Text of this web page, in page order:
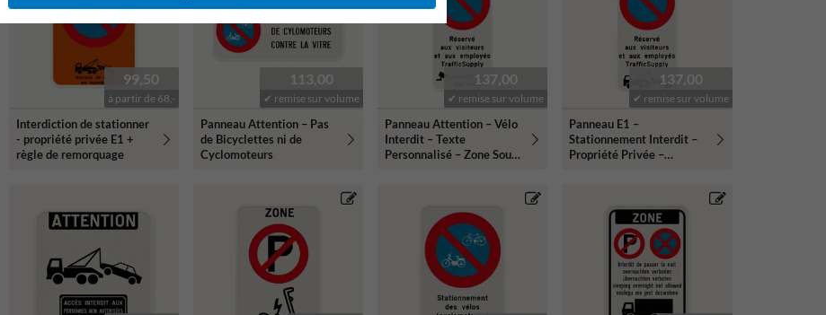
99,50
à partir de 68,-
Interdiction de stationner
- propriété privée E1 +
règle de remorquage
113,00
✔ remise sur volume
Panneau Attention – Pas
de Bicyclettes ni de
Cyclomoteurs
137,00
✔ remise sur volume
Panneau Attention – Vélo
Interdit – Texte
Personnalisé – Zone Sous
137,00
✔ remise sur volume
Panneau E1 –
Stationnement Interdit –
Propriété Privée –